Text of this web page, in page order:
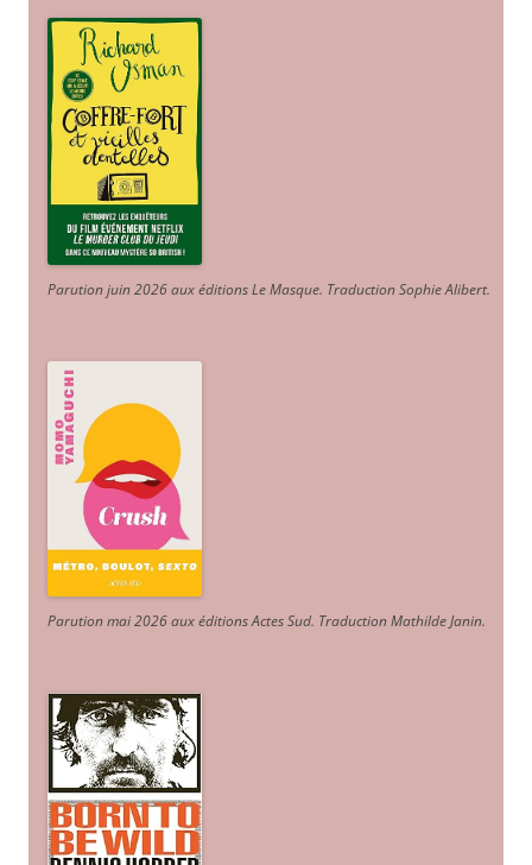
Parution juin 2026 aux éditions Le Masque. Traduction Sophie Alibert.
Parution mai 2026 aux éditions Actes Sud. Traduction Mathilde Janin.